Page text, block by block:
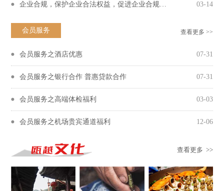
企业合规，保护企业合法权益，促进企业合规守法经营 03-14
会员服务 查看更多 >>
会员服务之酒店优惠 07-31
会员服务之银行合作 普惠贷款合作 07-31
会员服务之高端体检福利 03-03
会员服务之机场贵宾通道福利 12-06
查看更多 >>